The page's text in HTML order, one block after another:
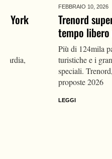
2026
Trenord supera gli 11
tempo libero nel 2025
Più di 124mila passeggeri in
turistiche e i grandi eventi
speciali. Trenord, in Bit la